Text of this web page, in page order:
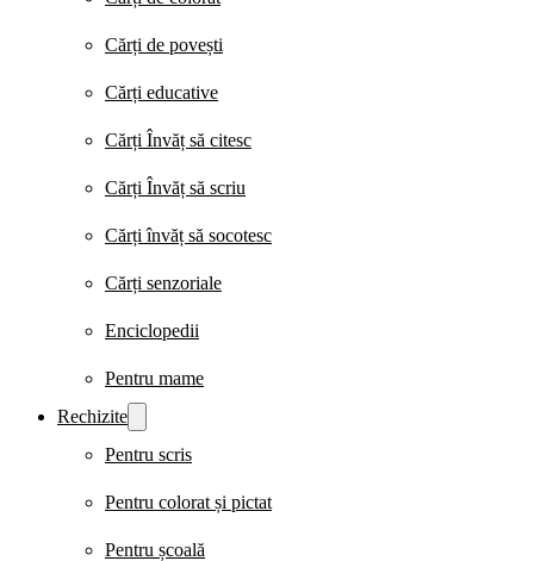
Cărți de povești
Cărți educative
Cărți Învăț să citesc
Cărți Învăț să scriu
Cărți învăț să socotesc
Cărți senzoriale
Enciclopedii
Pentru mame
Rechizite
Pentru scris
Pentru colorat și pictat
Pentru școală